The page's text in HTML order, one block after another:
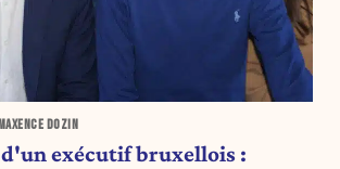
DOZIN
exécutif bruxellois :